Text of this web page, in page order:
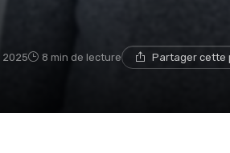
2025 8 min de lecture Partager cette